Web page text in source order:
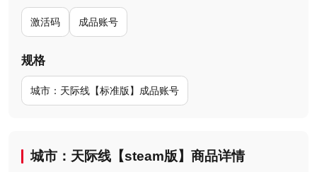
激活码 成品账号
规格
城市：天际线【标准版】成品账号
城市：天际线【steam版】商品详情